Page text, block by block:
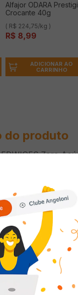
Alfajor ODARA
Crocante 40g
( R$ 224,75/kg )
R$ 8,99
ADICIONAR AO
CARRINHO
do produto
Zero
do Produto
também